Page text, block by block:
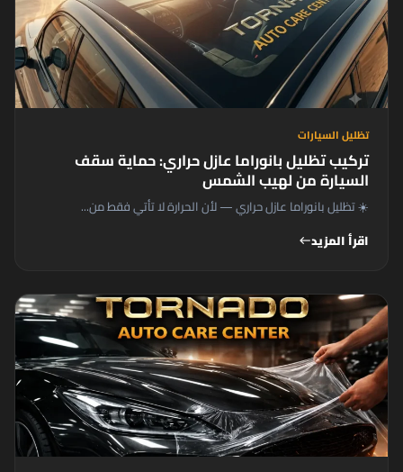
تظليل السيارات
تركيب تظليل بانوراما عازل حراري: حماية سقف
السيارة من لهيب الشمس
☀️ تظليل بانوراما عازل حراري — لأن الحرارة لا تأتي فقط من...
اقرأ المزيدwest